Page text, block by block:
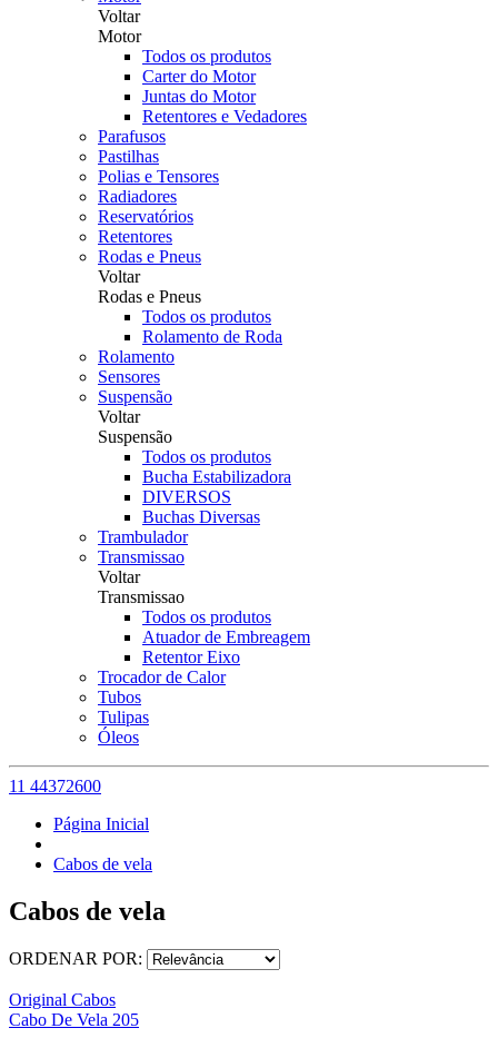
Voltar
Motor
Todos os produtos
Carter do Motor
Juntas do Motor
Retentores e Vedadores
Parafusos
Pastilhas
Polias e Tensores
Radiadores
Reservatórios
Retentores
Rodas e Pneus
Voltar
Rodas e Pneus
Todos os produtos
Rolamento de Roda
Rolamento
Sensores
Suspensão
Voltar
Suspensão
Todos os produtos
Bucha Estabilizadora
DIVERSOS
Buchas Diversas
Trambulador
Transmissao
Voltar
Transmissao
Todos os produtos
Atuador de Embreagem
Retentor Eixo
Trocador de Calor
Tubos
Tulipas
Óleos
11 44372600
Página Inicial
Cabos de vela
Cabos de vela
ORDENAR POR:
Original Cabos
Cabo De Vela 205